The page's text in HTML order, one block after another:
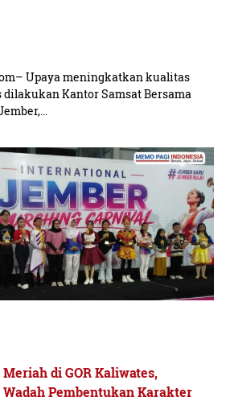
Upaya meningkatkan kualitas
Kantor Samsat Bersama
di GOR Kaliwates,
Pembentukan Karakter